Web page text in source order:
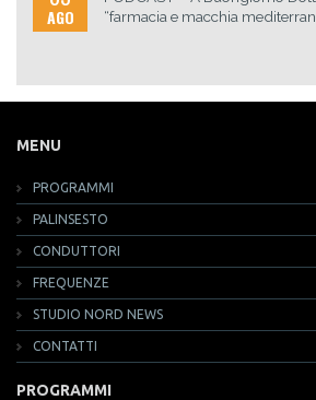
AGO
“farmacia e macchia
MENU
PROGRAMMI
PALINSESTO
CONDUTTORI
FREQUENZE
STUDIO NORD NEWS
CONTATTI
PROGRAMMI